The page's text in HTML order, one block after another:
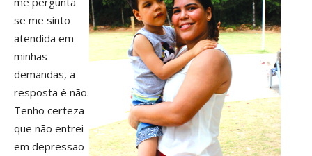
se me sinto
atendida em
minhas
demandas, a
resposta é não.
Tenho certeza
que não entrei
em depressão